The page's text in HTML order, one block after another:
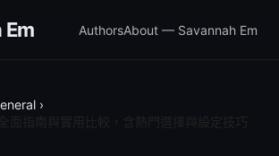
AuthorsAbout — Savannah Em
›